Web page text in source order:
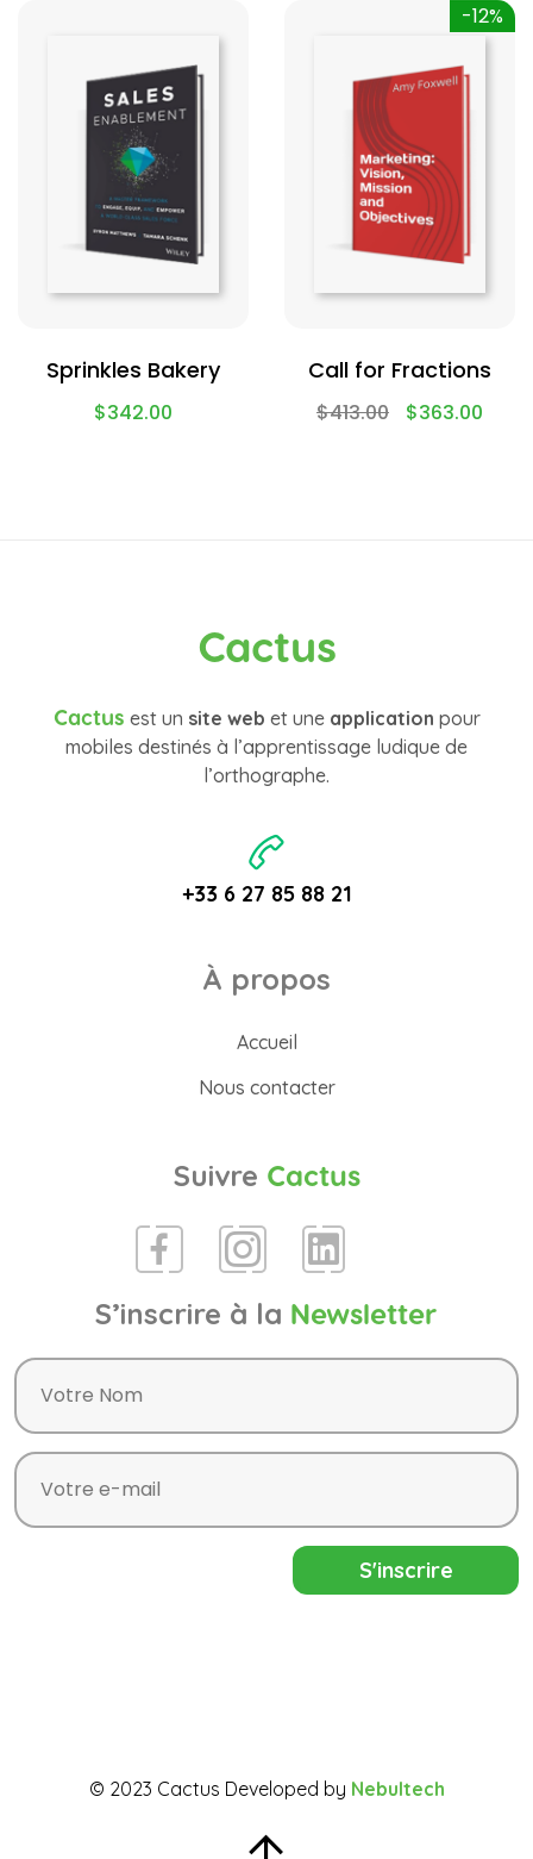
Sprinkles Bakery
$342.00
-12%
Call for Fractions
$413.00 $363.00
Cactus
Cactus est un site web et une application pour
mobiles destinés à l’apprentissage ludique de
l’orthographe.
+33 6 27 85 88 21
À propos
Accueil
Nous contacter
Suivre Cactus
S’inscrire à la Newsletter
© 2023 Cactus Developed by Nebultech